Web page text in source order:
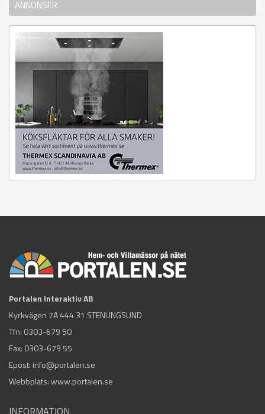
ANNONSER
Portalen Interaktiv AB
Kyrkvägen 7A 444 31 STENUNGSUND
Tfn: 0303-679 50
Fax: 0303-679 55
Epost: info@portalen.se
Webbplats: www.portalen.se